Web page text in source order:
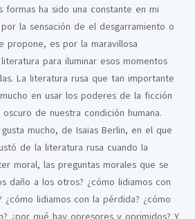
formas ha sido una constante en mi
la sensación de el desgarramiento o
propone, es por la maravillosa
para iluminar esos momentos
La literatura rusa que tan importante
en usar los poderes de la ficción
de nuestra condición humana.
mucho, de Isaias Berlin, en el que
de la literatura rusa cuando la
moral, las preguntas morales que se
daño a los otros? ¿cómo lidiamos con
¿cómo lidiamos con la pérdida? ¿cómo
¿por qué hay opresores y oprimidos? Y